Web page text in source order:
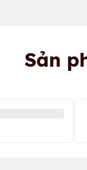
Sản